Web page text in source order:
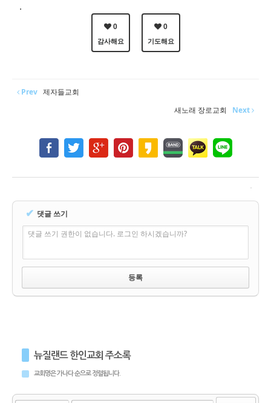
.
0
감사해요
0
기도해요
Prev 제자들교회
새노래 장로교회
Next
✔ 댓글 쓰기
댓글 쓰기 권한이 없습니다. 로그인 하시겠습니까?
뉴질랜드 한인교회 주소록
교회명은 가나다 순으로 정렬됩니다.